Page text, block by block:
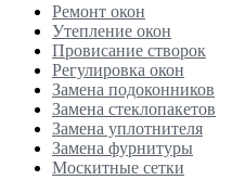
Ремонт окон
Утепление окон
Провисание створок
Регулировка окон
Замена подоконников
Замена стеклопакетов
Замена уплотнителя
Замена фурнитуры
Москитные сетки